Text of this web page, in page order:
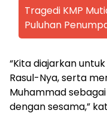
Tragedi KMP
Puluhan
“Kita diajarkan
Rasul-Nya, serta
Muhammad
dengan sesama,”